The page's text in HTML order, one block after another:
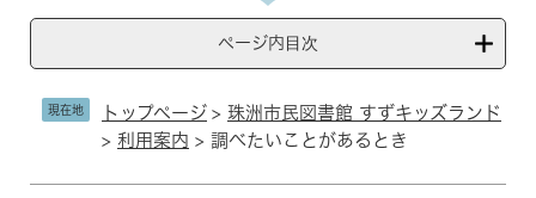
ページ内目次
現在地 トップページ > 珠洲市民図書館 すずキッズランド
> 利用案内 > 調べたいことがあるとき